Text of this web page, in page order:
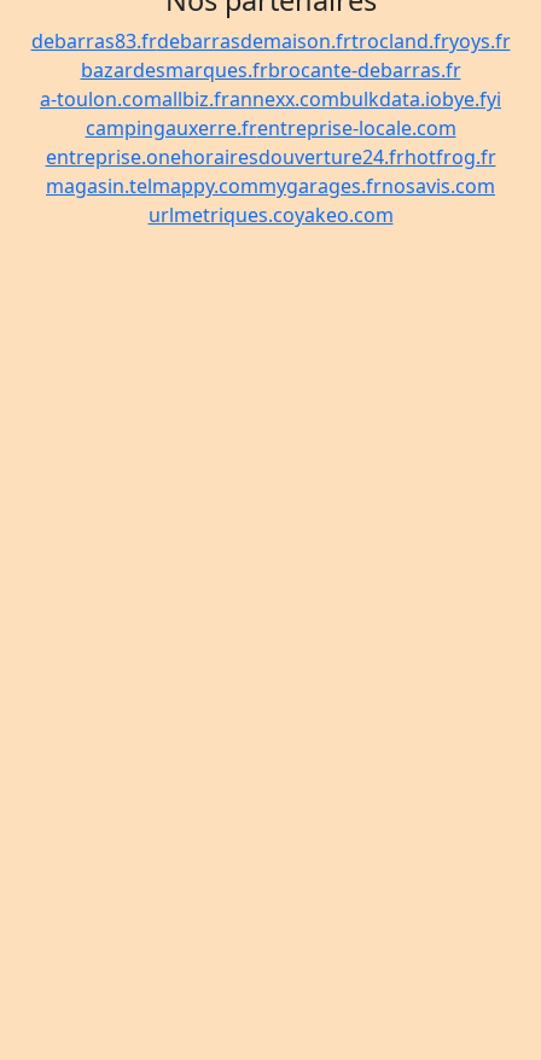
debarras83.frdebarrasdemaison.frtrocland.fryoys.fr
bazardesmarques.frbrocante-debarras.fr
a-toulon.comallbiz.frannexx.combulkdata.iobye.fyi
campingauxerre.frentreprise-locale.com
entreprise.onehorairesdouverture24.frhotfrog.fr
magasin.telmappy.commygarages.frnosavis.com
urlmetriques.coyakeo.com